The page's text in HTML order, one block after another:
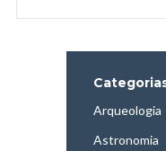
Arqueologia
Astronomia